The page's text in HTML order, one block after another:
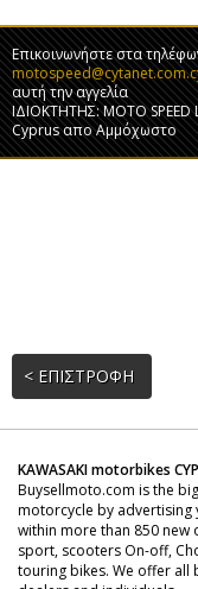
Επικοινωνήστε στα
αυτή την αγγελία
ΙΔΙΟΚΤΗΤΗΣ: MOTO
Cyprus απο Αμμόχωστο
< ΕΠΙΣΤΡΟΦΗ
KAWASAKI motorbikes
Buysellmoto.com is the
motorcycle by advertising
within more than 850
sport, scooters On-off,
touring bikes. We offer all